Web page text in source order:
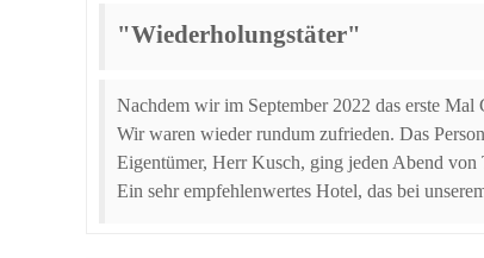
"Wiederholungstäter"
Nachdem wir im September 2022 das erste
Wir waren wieder rundum zufrieden. Das
Eigentümer, Herr Kusch, ging jeden Abend von
Ein sehr empfehlenwertes Hotel, das bei